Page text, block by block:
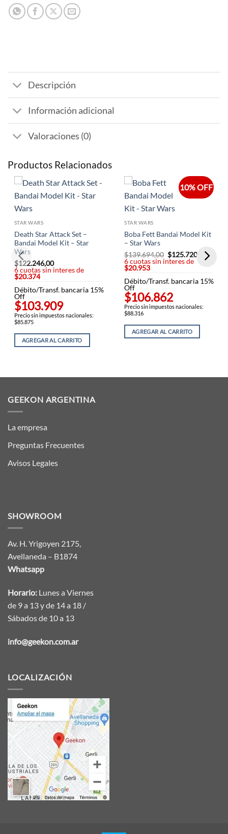
Descripción
Información adicional
Valoraciones (0)
Productos Relacionados
STAR WARS
Death Star Attack Set –
Bandai Model Kit – Star
Wars
$122.246,00
6 cuotas sin interes de
$20.374
Débito/Transf. bancaria 15%
Off
$103.909
Precio sin impuestos nacionales:
$85.875
AGREGAR AL CARRITO
10% OFF
STAR WARS
Boba Fett Bandai Model Kit
– Star Wars
$139.694,00 El
precio
$139.694,00.
$125.720,00El
precio
6 cuotas sin interes de
$20.953
Débito/Transf. bancaria 15%
Off
$106.862
Precio sin impuestos nacionales:
$88.316
AGREGAR AL CARRITO
GEEKON ARGENTINA
La empresa
Preguntas Frecuentes
Avisos Legales
SHOWROOM
Av. H. Yrigoyen 2175,
Avellaneda – B1874
Whatsapp
Horario: Lunes a Viernes
de 9 a 13 y de 14 a 18 /
Sábados de 10 a 13
info@geekon.com.ar
LOCALIZACIÓN